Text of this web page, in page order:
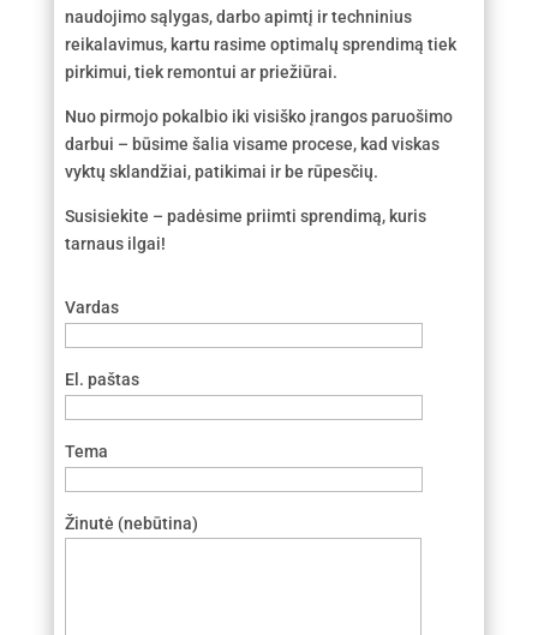
naudojimo sąlygas, darbo apimtį ir techninius
reikalavimus, kartu rasime optimalų sprendimą tiek
pirkimui, tiek remontui ar priežiūrai.
Nuo pirmojo pokalbio iki visiško įrangos paruošimo
darbui – būsime šalia visame procese, kad viskas
vyktų sklandžiai, patikimai ir be rūpesčių.
Susisiekite – padėsime priimti sprendimą, kuris
tarnaus ilgai!
Vardas
El. paštas
Tema
Žinutė (nebūtina)